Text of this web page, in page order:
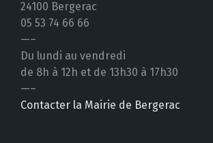
24100 Bergerac
05 53 74 66 66
—–
Du lundi au vendredi
de 8h à 12h et de 13h30 à 17h30
—–
Contacter la Mairie de Bergerac